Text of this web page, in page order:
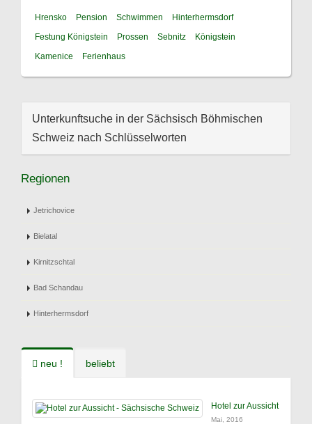
Hrensko Pension Schwimmen
Hinterhermsdorf
Festung Königstein
Prossen Sebnitz
Königstein
Kamenice
Ferienhaus
Unterkunftsuche in der Sächsisch Böhmischen
Schweiz nach Schlüsselworten
Regionen
Jetrichovice
Bielatal
Kirnitzschtal
Bad Schandau
Hinterhermsdorf
neu ! beliebt
Hotel zur Aussicht
Mai, 2016